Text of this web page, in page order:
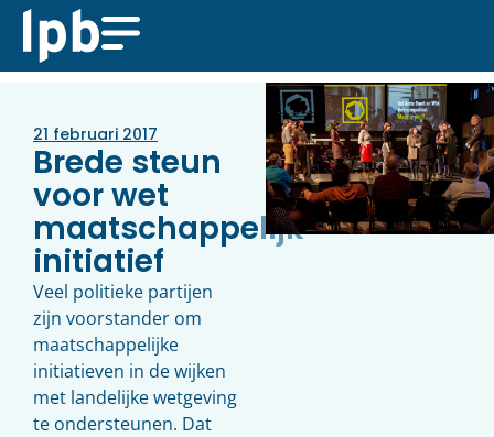
21 februari 2017
Brede steun
voor wet
maatschappelijk
initiatief
Veel politieke partijen
zijn voorstander om
maatschappelijke
initiatieven in de wijken
met landelijke wetgeving
te ondersteunen. Dat